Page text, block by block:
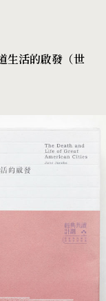
生活的啟發（世